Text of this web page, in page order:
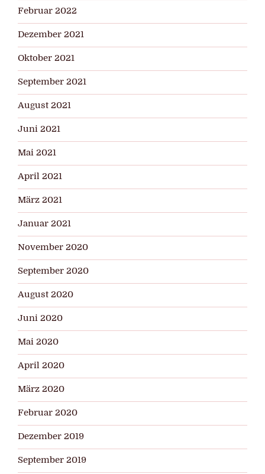
Februar 2022
Dezember 2021
Oktober 2021
September 2021
August 2021
Juni 2021
Mai 2021
April 2021
März 2021
Januar 2021
November 2020
September 2020
August 2020
Juni 2020
Mai 2020
April 2020
März 2020
Februar 2020
Dezember 2019
September 2019